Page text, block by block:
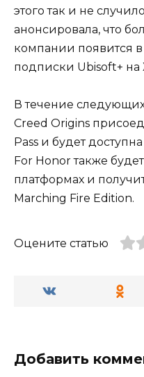
этого так и не
анонсировала, что
компании появится
подписки Ubisoft+ на
В течение следующих
Creed Origins
Pass и будет
For Honor также
платформах и
Marching Fire Edition.
Оцените статью
Добавить